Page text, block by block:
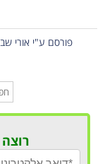
פורסם ע"י אורי